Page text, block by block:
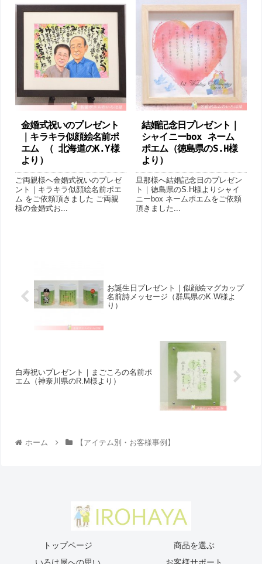
金婚式祝いのプレゼント
｜キラキラ似顔絵名前ポ
エム （ 北海道のK.Y様
より ）
ご両親様へ金婚式祝いのプレゼ
ント｜キラキラ似顔絵名前ポエ
ム をご依頼頂きました ご両親
様の金婚式お...
結婚記念日プレゼント｜
シャイニーbox ネーム
ポエム （徳島県のS.H様
より）
旦那様へ結婚記念日のプレゼン
ト｜徳島県のS.H様よりシャイ
ニーbox ネームポエムをご依頼
頂きました...
お誕生日プレゼント｜似顔絵マグカップ
名前詩メッセージ（群馬県のK.W様よ
り ）
白寿祝いプレゼント｜まごころの名前ポ
エム（神奈川県のR.M様より ）
ホーム 【アイテム別・お客様事例】
トップページ
商品を選ぶ